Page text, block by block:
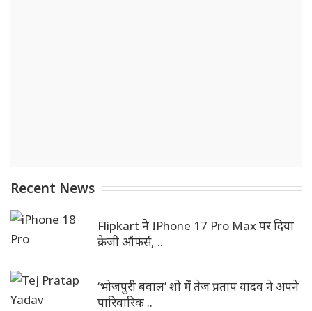
Recent News
Flipkart ने IPhone 17 Pro Max पर दिया
क्रेजी ऑफर्स, ..
‘भोजपुरी बवाल’ शो में तेज प्रताप यादव ने अपने
पारिवारिक ..